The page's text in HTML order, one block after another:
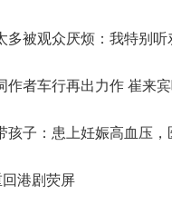
多被观众厌烦：我特别听
作者车行再出力作 崔来
孩子：患上妊娠高血压，
回港剧荧屏